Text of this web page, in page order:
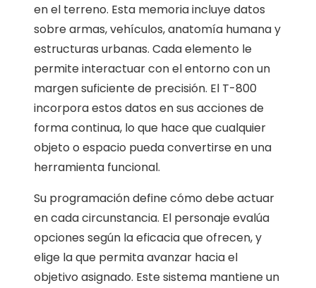
en el terreno. Esta memoria incluye datos
sobre armas, vehículos, anatomía humana y
estructuras urbanas. Cada elemento le
permite interactuar con el entorno con un
margen suficiente de precisión. El T-800
incorpora estos datos en sus acciones de
forma continua, lo que hace que cualquier
objeto o espacio pueda convertirse en una
herramienta funcional.
Su programación define cómo debe actuar
en cada circunstancia. El personaje evalúa
opciones según la eficacia que ofrecen, y
elige la que permita avanzar hacia el
objetivo asignado. Este sistema mantiene un